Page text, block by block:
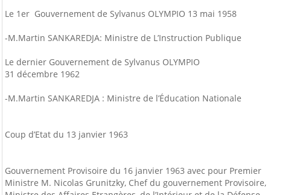
Le 1er Gouvernement de Sylvanus OLYMPIO 13 mai 1958
-M.Martin SANKAREDJA: Ministre de L’Instruction Publique
Le dernier Gouvernement de Sylvanus OLYMPIO
31 décembre 1962
-M.Martin SANKAREDJA : Ministre de l’Éducation Nationale
Coup d’Etat du 13 janvier 1963
Gouvernement Provisoire du 16 janvier 1963 avec pour Premier
Ministre M. Nicolas Grunitzky, Chef du gouvernement Provisoire,